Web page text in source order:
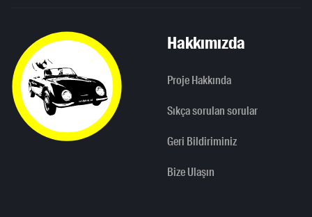
Hakkımızda
Proje Hakkında
Sıkça sorulan sorular
Geri Bildiriminiz
Bize Ulaşın